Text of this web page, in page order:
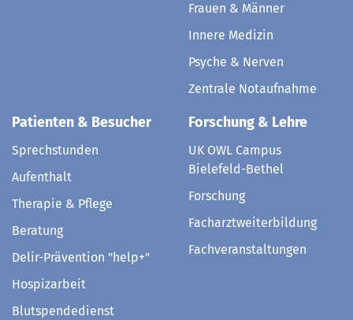
Frauen & Männer
Innere Medizin
Psyche & Nerven
Zentrale Notaufnahme
Patienten & Besucher
Sprechstunden
Aufenthalt
Therapie & Pflege
Beratung
Delir-Prävention "help+"
Hospizarbeit
Blutspendedienst
Forschung & Lehre
UK OWL Campus
Bielefeld-Bethel
Forschung
Facharztweiterbildung
Fachveranstaltungen